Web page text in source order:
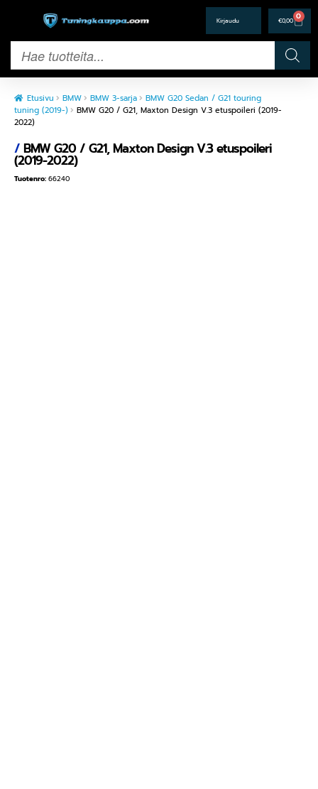
€0,00 0
Etusivu BMW BMW 3-sarja
BMW G20 Sedan / G21 touring
tuning (2019-)
BMW G20 / G21, Maxton Design V.3 etuspoileri (2019-
2022)
/BMW G20 / G21, Maxton Design V.3 etuspoileri
(2019-2022)
Tuotenro: 66240